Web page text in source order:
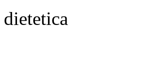
dietetica